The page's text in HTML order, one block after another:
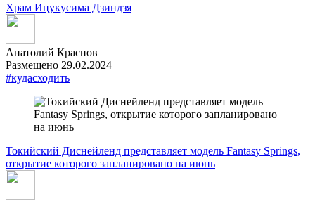
Храм Ицукусима Дзиндзя
Анатолий Краснов
Размещено 29.02.2024
#кудасходить
Токийский Диснейленд представляет модель Fantasy Springs,
открытие которого запланировано на июнь